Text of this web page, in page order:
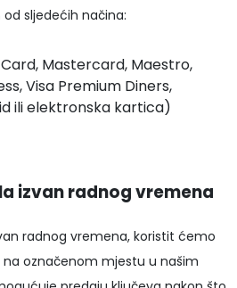
sljedećih načina:
Mastercard, Maestro,
Visa Premium Diners,
ili elektronska kartica)
izvan radnog vremena
radnog vremena, koristit ćemo
označenom mjestu u našim